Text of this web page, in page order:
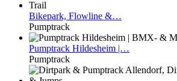
Bikepark, Flowline &…
Pumptrack
Pumptrack Hildesheim |…
Pumptrack